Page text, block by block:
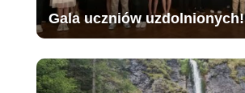
Gala uczniów uzdolnionych!